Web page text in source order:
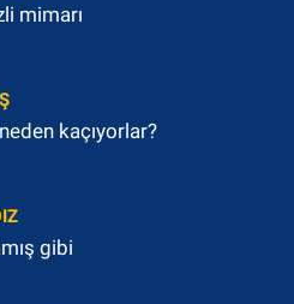
mimarı
kaçıyorlar?
gibi